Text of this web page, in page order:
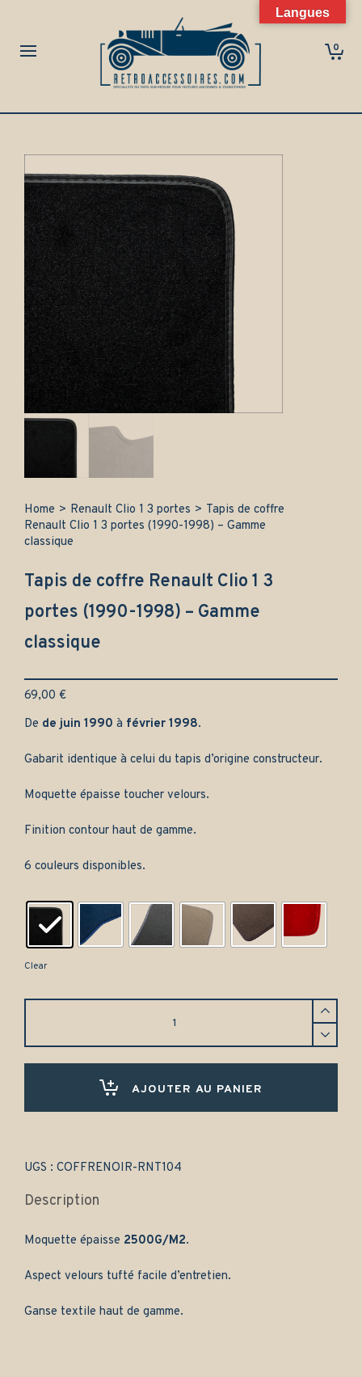
0
Home > Renault Clio 1 3 portes > Tapis de coffre
Renault Clio 1 3 portes (1990-1998) – Gamme
classique
Tapis de coffre Renault Clio 1 3
portes (1990-1998) – Gamme
classique
69,00 €
De de juin 1990 à février 1998.
Gabarit identique à celui du tapis d’origine constructeur.
Moquette épaisse toucher velours.
Finition contour haut de gamme.
6 couleurs disponibles.
Clear
-
classique
AJOUTER AU PANIER
UGS : COFFRENOIR-RNT104
Description
Moquette épaisse 2500G/M2.
Aspect velours tufté facile d’entretien.
Ganse textile haut de gamme.
Langues